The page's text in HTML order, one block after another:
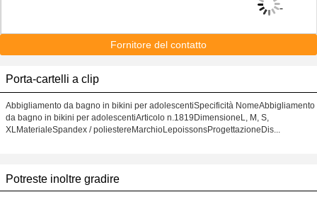
Fornitore del contatto
Porta-cartelli a clip
Abbigliamento da bagno in bikini per adolescentiSpecificità NomeAbbigliamento
da bagno in bikini per adolescentiArticolo n.1819DimensioneL, M, S,
XLMaterialeSpandex / poliestereMarchioLepoissonsProgettazioneDis...
Potreste inoltre gradire